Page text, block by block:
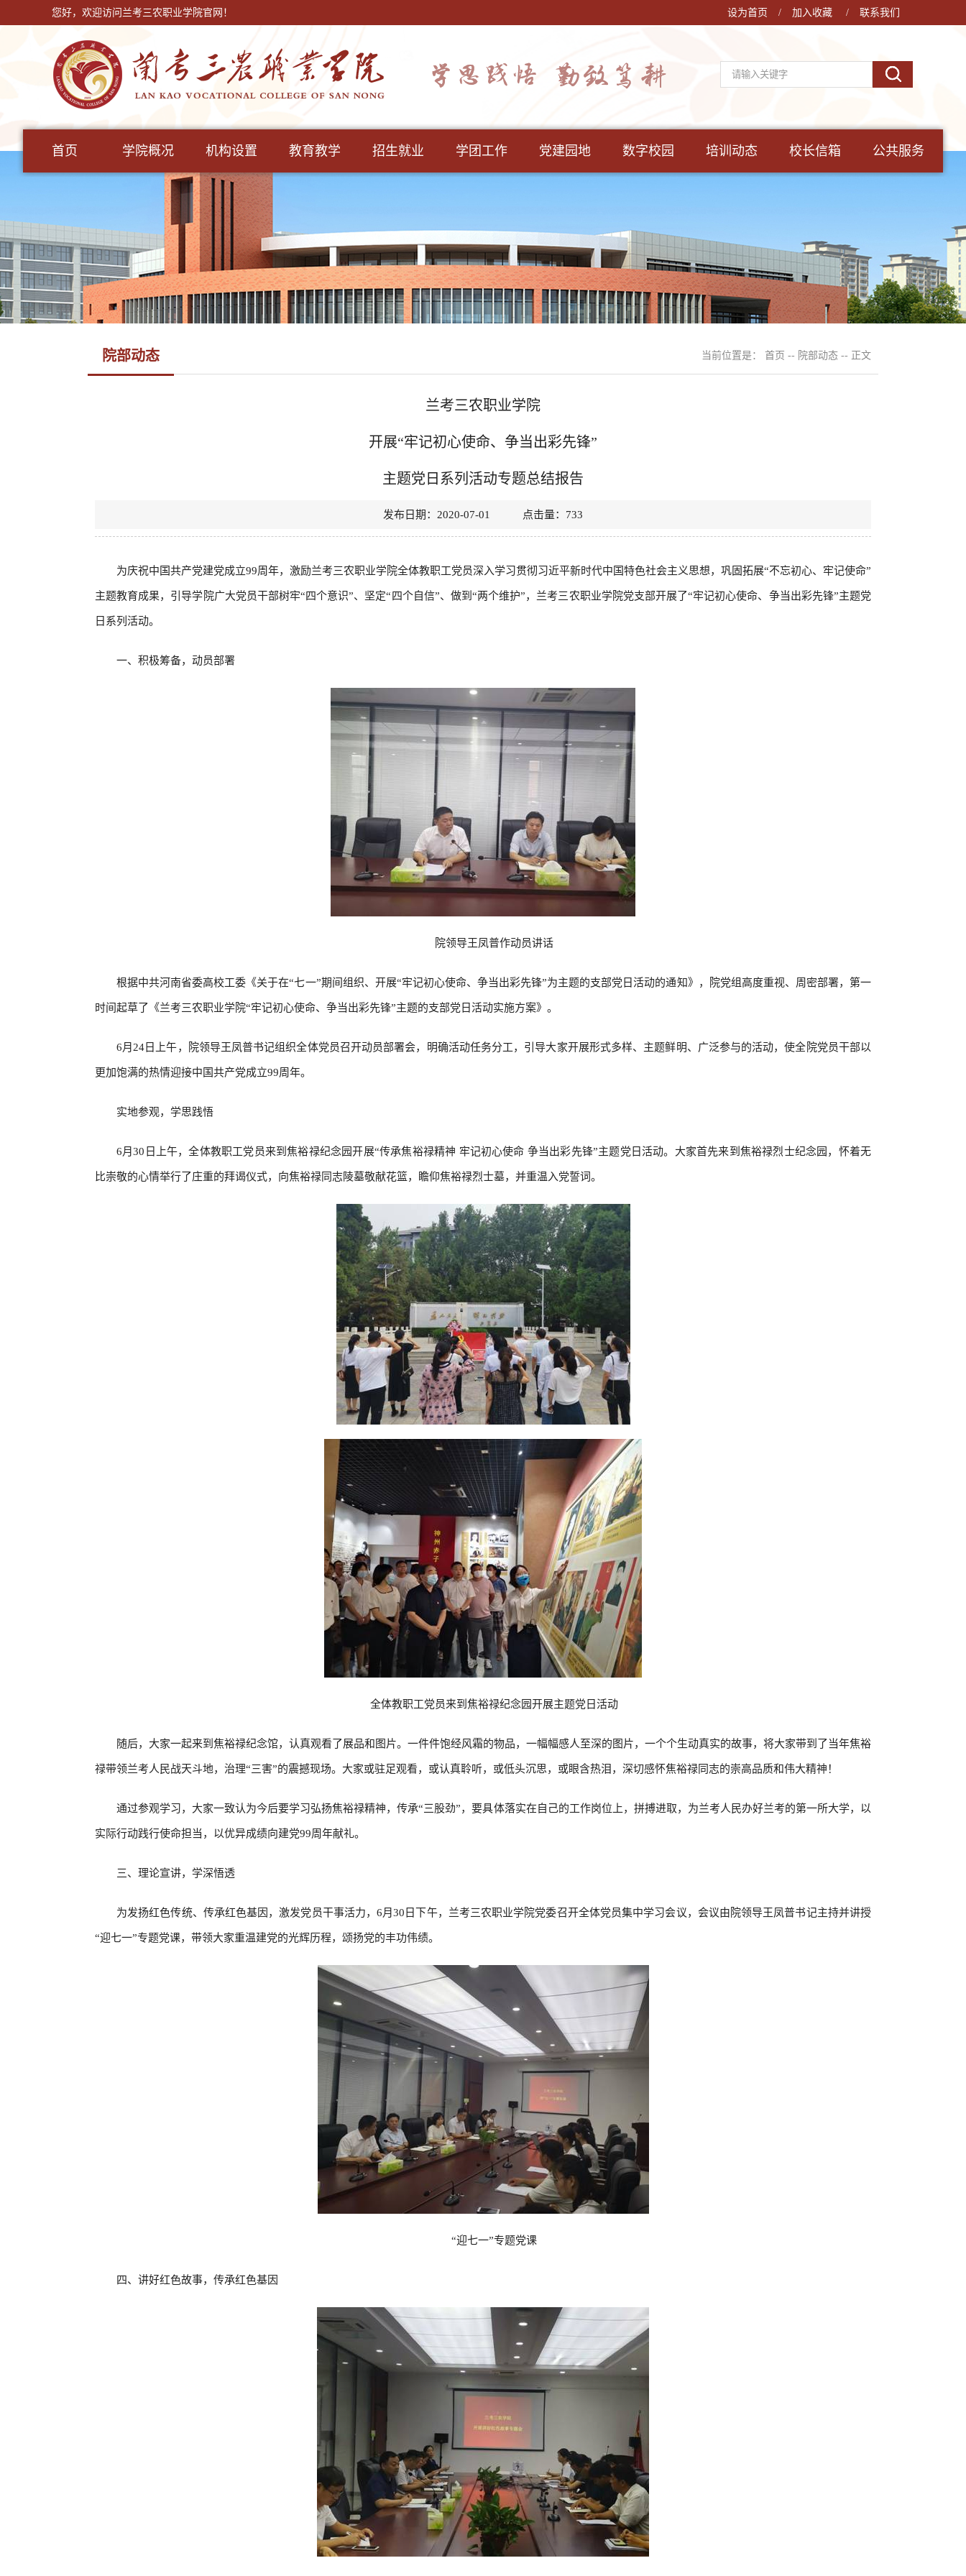
您好，欢迎访问兰考三农职业学院官网！ 设为首页 / 加入收藏 / 联系我们
首页 学院概况 机构设置 教育教学 招生就业 学团工作 党建园地 数字校园 培训动态 校长信箱 公共服务
院部动态 当前位置是： 首页 -- 院部动态 -- 正文
兰考三农职业学院
开展“牢记初心使命、争当出彩先锋”
主题党日系列活动专题总结报告
发布日期：2020-07-01 点击量： 733
为庆祝中国共产党建党成立99周年，激励兰考三农职业学院全体教职工党员深入学习贯彻习近平新时代中国特色社会主义思想，巩固拓展“不忘初心、牢记使命”
主题教育成果，引导学院广大党员干部树牢“四个意识”、坚定“四个自信”、做到“两个维护”，兰考三农职业学院党支部开展了“牢记初心使命、争当出彩先锋”主题党
日系列活动。
一、积极筹备，动员部署
院领导王凤普作动员讲话
根据中共河南省委高校工委《关于在“七一”期间组织、开展“牢记初心使命、争当出彩先锋”为主题的支部党日活动的通知》，院党组高度重视、周密部署，第一
时间起草了《兰考三农职业学院“牢记初心使命、争当出彩先锋”主题的支部党日活动实施方案》。
6月24日上午，院领导王凤普书记组织全体党员召开动员部署会，明确活动任务分工，引导大家开展形式多样、主题鲜明、广泛参与的活动，使全院党员干部以
更加饱满的热情迎接中国共产党成立99周年。
实地参观，学思践悟
6月30日上午，全体教职工党员来到焦裕禄纪念园开展“传承焦裕禄精神 牢记初心使命 争当出彩先锋”主题党日活动。大家首先来到焦裕禄烈士纪念园，怀着无
比崇敬的心情举行了庄重的拜谒仪式，向焦裕禄同志陵墓敬献花篮，瞻仰焦裕禄烈士墓，并重温入党誓词。
全体教职工党员来到焦裕禄纪念园开展主题党日活动
随后，大家一起来到焦裕禄纪念馆，认真观看了展品和图片。一件件饱经风霜的物品，一幅幅感人至深的图片，一个个生动真实的故事，将大家带到了当年焦裕
禄带领兰考人民战天斗地，治理“三害”的震撼现场。大家或驻足观看，或认真聆听，或低头沉思，或眼含热泪，深切感怀焦裕禄同志的崇高品质和伟大精神！
通过参观学习，大家一致认为今后要学习弘扬焦裕禄精神，传承“三股劲”，要具体落实在自己的工作岗位上，拼搏进取，为兰考人民办好兰考的第一所大学，以
实际行动践行使命担当，以优异成绩向建党99周年献礼。
三、理论宣讲，学深悟透
为发扬红色传统、传承红色基因，激发党员干事活力，6月30日下午，兰考三农职业学院党委召开全体党员集中学习会议，会议由院领导王凤普书记主持并讲授
“迎七一”专题党课，带领大家重温建党的光辉历程，颂扬党的丰功伟绩。
“迎七一”专题党课
四、讲好红色故事，传承红色基因